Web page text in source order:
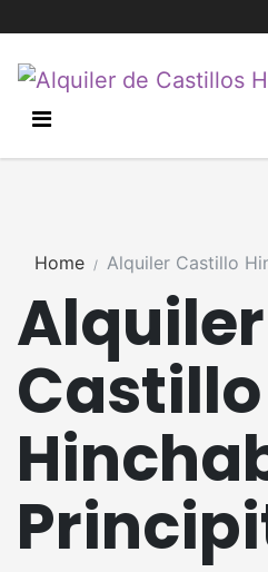
Alquiler
Castillo
Home Alquiler Castillo